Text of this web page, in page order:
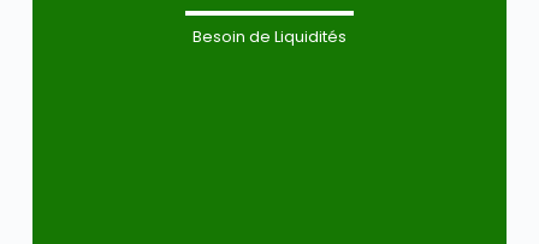
Besoin de Liquidités